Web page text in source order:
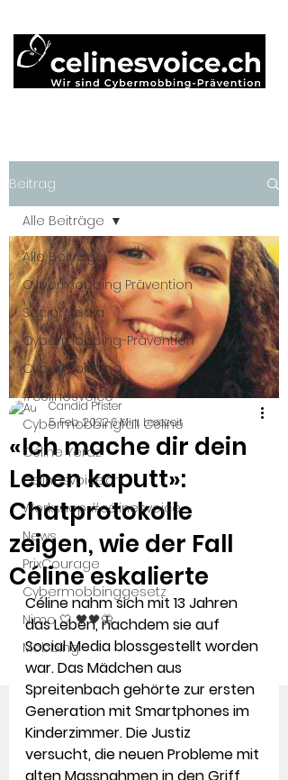
Beitrag
Alle Beiträge
Cybermobbing Prävention
Social Media
Cybermobbing-Prävention
Cybermobbing
#célinesvoice
Cybermobbingfall Céline
Céline Yeraz
celinesvoice.ch
Workshop #célinesvoice
News
PrixCourage
Cybermobbinggesetz
Nimo 🤍 🖤🖤🦋
Mobbing
Alle Beiträge
«Ich mache dir dein
Leben kaputt»:
Chatprotokolle
zeigen, wie der Fall
Céline eskalierte
Candid Pfister
5. Feb. 20226 Min. Lesezeit
Céline nahm sich mit 13 Jahren
das Leben, nachdem sie auf
Social Media blossgestellt worden
war. Das Mädchen aus
Spreitenbach gehörte zur ersten
Generation mit Smartphones im
Kinderzimmer. Die Justiz
versucht, die neuen Probleme mit